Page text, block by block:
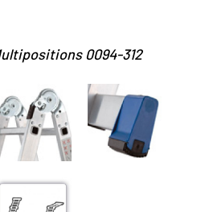
0094-312